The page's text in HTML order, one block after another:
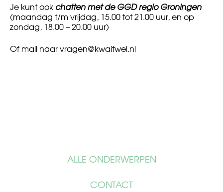
ALLE ONDERWERPEN
CONTACT
Je kunt ook chatten met de GGD regio Groningen
(maandag t/m vrijdag, 15.00 tot 21.00 uur, en op
zondag, 18.00 – 20.00 uur)
Of mail naarvragen@kwaitwel.nl